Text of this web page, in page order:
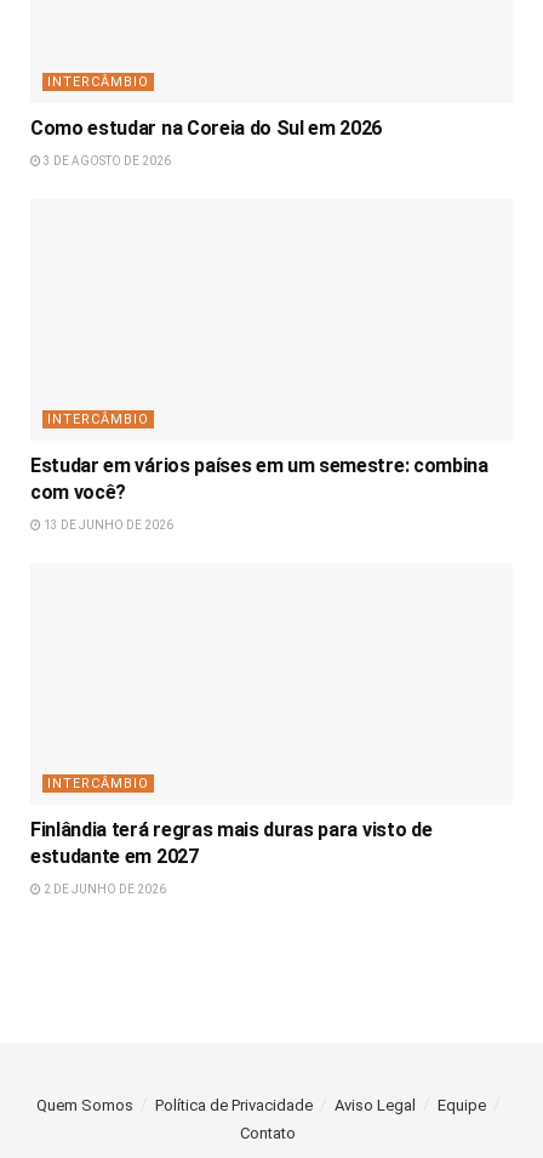
INTERCÂMBIO
Como estudar na Coreia do Sul em 2026
3 DE AGOSTO DE 2026
INTERCÂMBIO
Estudar em vários países em um semestre: combina
com você?
13 DE JUNHO DE 2026
INTERCÂMBIO
Finlândia terá regras mais duras para visto de
estudante em 2027
2 DE JUNHO DE 2026
Quem Somos Política de Privacidade Aviso Legal
Equipe
Contato